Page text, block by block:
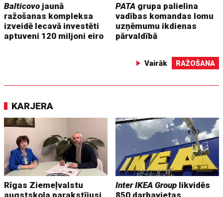
Balticovo jaunā
ražošanas kompleksa
izveidē Iecavā investēti
aptuveni 120 miljoni eiro
PATA grupa palielina
vadības komandas lomu
uzņēmumu ikdienas
pārvaldībā
Vairāk RAŽOŠANA
KARJERA
Rīgas Ziemeļvalstu
augstskola parakstījusi
Inter IKEA Group likvidēs
850 darbavietas